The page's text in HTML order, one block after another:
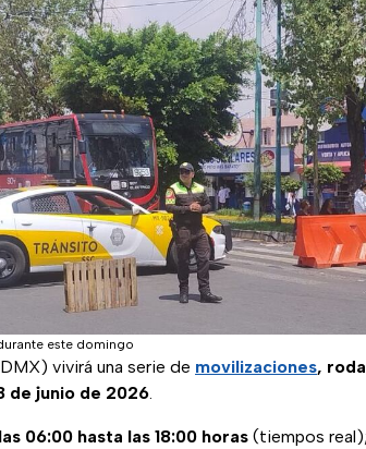
este domingo
vivirá una serie de movilizaciones,
de junio de 2026.
06:00 hasta las 18:00 horas (tiempos